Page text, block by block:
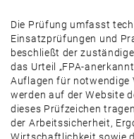
Die Prüfung umfasst
Einsatzprüfungen und
beschließt der
das Urteil „FPA-
Auflagen für notwendige
werden auf der Website
dieses Prüfzeichen
der Arbeitssicherheit,